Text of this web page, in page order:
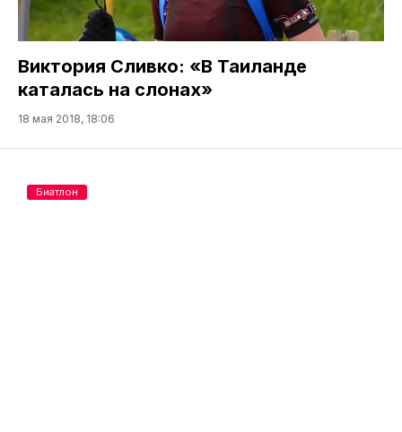
Виктория Сливко: «В Таиланде
каталась на слонах»
18 мая 2018, 18:06
Биатлон